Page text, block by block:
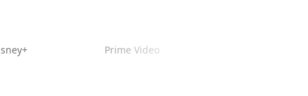
Prime Video